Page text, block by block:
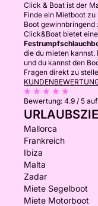
Click & Boat ist der
Finde ein Mietboot
Boot gewinnbringend
Click&Boat bietet
die du mieten
und du kannst den
Fragen direkt zu
Bewertung: 4.9 / 5
Mallorca
Frankreich
Ibiza
Malta
Zadar
Miete Segelboot
Miete Motorboot